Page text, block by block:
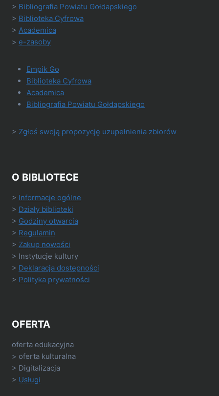
> Bibliografia Powiatu Gołdapskiego
> Biblioteka Cyfrowa
> Academica
> e-zasoby
Empik Go
Biblioteka Cyfrowa
Academica
Bibliografia Powiatu Gołdapskiego
> Zgłoś swoją propozycję uzupełnienia zbiorów
O BIBLIOTECE
> Informacje ogólne
> Działy biblioteki
> Godziny otwarcia
> Regulamin
> Zakup nowości
> Instytucje kultury
> Deklaracja dostępności
> Polityka prywatności
OFERTA
oferta edukacyjna
> oferta kulturalna
> Digitalizacja
> Usługi